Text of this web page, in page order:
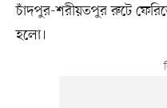
চাঁদপুর-শরীয়তপুর রুটে
হলো।